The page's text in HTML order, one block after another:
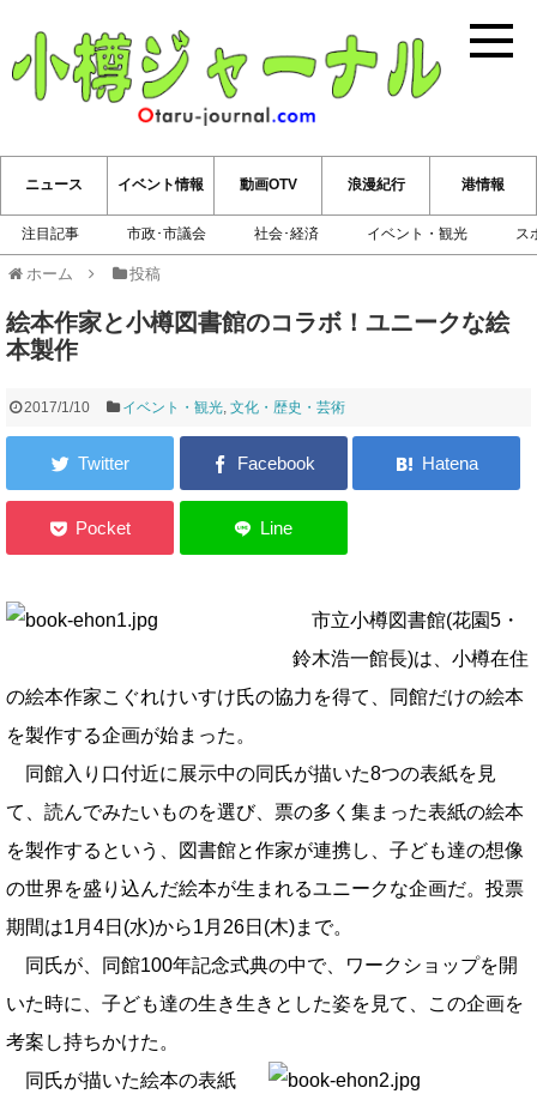
小樽ジ
ニュース
注目記事 市政･市議会 社会･経済 イベント・観光 ス
イベント情報 動画OTV 浪漫紀行 港情報
ホーム 投稿
絵本作家と小樽図書館のコラボ！ユニークな絵
本製作
2017/1/10 イベント・観光 ,文化・歴史・芸術
市立小樽図書館(花園5・
鈴木浩一館長)は、小樽在住
の絵本作家こぐれけいすけ氏の協力を得て、同館だけの絵本
を製作する企画が始まった。
同館入り口付近に展示中の同氏が描いた8つの表紙を見
て、読んでみたいものを選び、票の多く集まった表紙の絵本
を製作するという、図書館と作家が連携し、子ども達の想像
の世界を盛り込んだ絵本が生まれるユニークな企画だ。投票
期間は1月4日(水)から1月26日(木)まで。
同氏が、同館100年記念式典の中で、ワークショップを開
いた時に、子ども達の生き生きとした姿を見て、この企画を
考案し持ちかけた。
同氏が描いた絵本の表紙